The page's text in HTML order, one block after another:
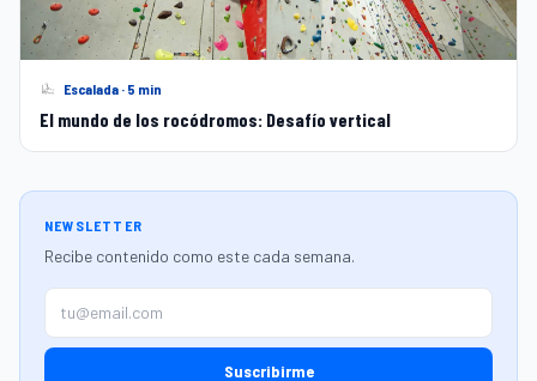
Escalada · 5 min
El mundo de los rocódromos: Desafío vertical
NEWSLETTER
Recibe contenido como este cada semana.
Suscribirme